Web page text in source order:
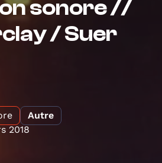
sonore //
/ Suer
Autre
2018